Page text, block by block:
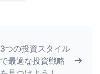
3つの投資スタイル
で最適な投資戦略